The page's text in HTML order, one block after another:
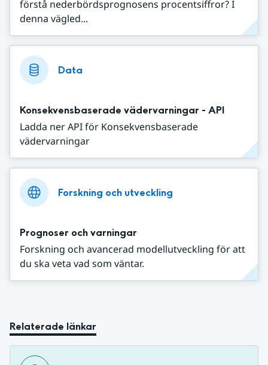
förstå nederbördsprognosens procentsiffror? I
denna vägled...
Data
Konsekvensbaserade vädervarningar - API
Ladda ner API för Konsekvensbaserade
vädervarningar
Forskning och utveckling
Prognoser och varningar
Forskning och avancerad modellutveckling för att
du ska veta vad som väntar.
Relaterade länkar